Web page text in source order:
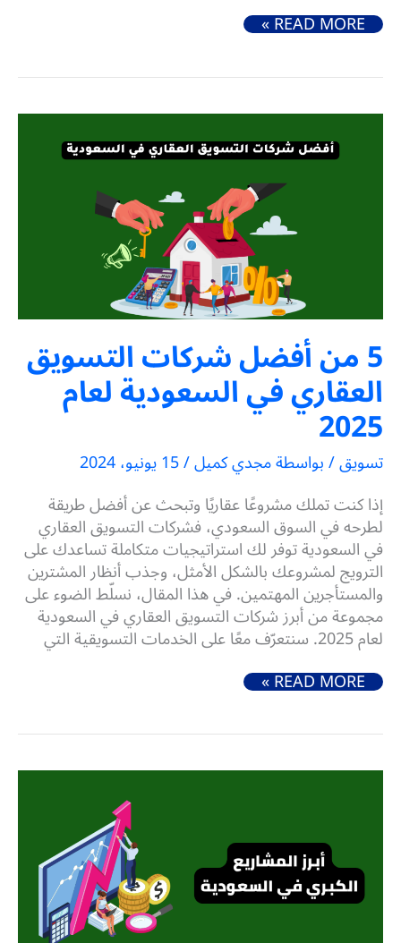
أفضل شركات التداول في البورصة السعودية لعام 2024
READ MORE »
5 من أفضل شركات التسويق
العقاري في السعودية لعام
2025
تسويق/ بواسطةمجدي كميل/15 يونيو، 2024
إذا كنت تملك مشروعًا عقاريًا وتبحث عن أفضل طريقة
لطرحه في السوق السعودي، فشركات التسويق العقاري
في السعودية توفر لك استراتيجيات متكاملة تساعدك على
الترويج لمشروعك بالشكل الأمثل، وجذب أنظار المشترين
والمستأجرين المهتمين. في هذا المقال، نسلّط الضوء على
مجموعة من أبرز شركات التسويق العقاري في السعودية
لعام 2025. سنتعرّف معًا على الخدمات التسويقية التي
5 من أفضل شركات التسويق العقاري في السعودية لعام 2025
READ MORE »